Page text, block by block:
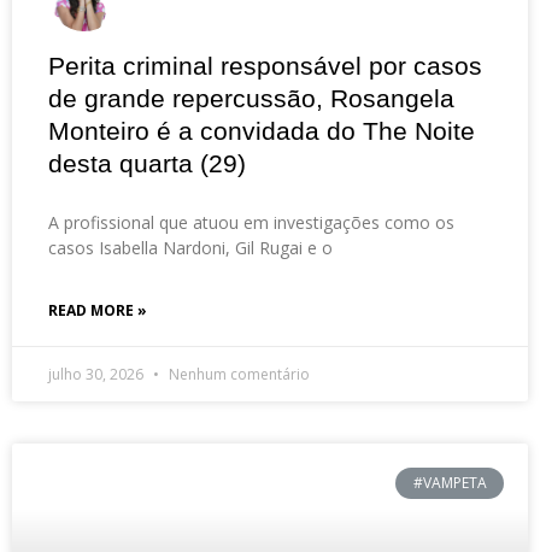
Perita criminal responsável por casos
de grande repercussão, Rosangela
Monteiro é a convidada do The Noite
desta quarta (29)
A profissional que atuou em investigações como os
casos Isabella Nardoni, Gil Rugai e o
READ MORE »
julho 30, 2026 Nenhum comentário
#VAMPETA